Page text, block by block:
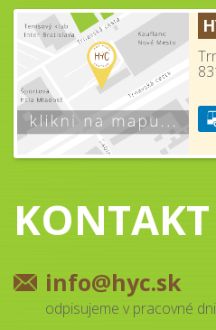
KONTAKT
info@hyc.sk
odpisujeme v pracovné dni